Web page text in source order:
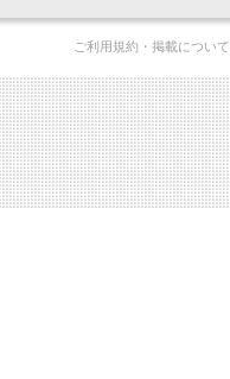
催
TOKYO"？
業紹介
について
ご利用規約・掲載について